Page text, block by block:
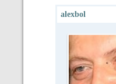
alexbol